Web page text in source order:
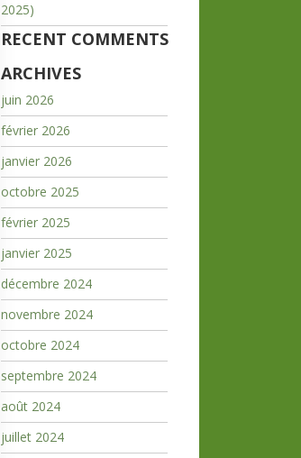
2025)
RECENT COMMENTS
ARCHIVES
juin 2026
février 2026
janvier 2026
octobre 2025
février 2025
janvier 2025
décembre 2024
novembre 2024
octobre 2024
septembre 2024
août 2024
juillet 2024